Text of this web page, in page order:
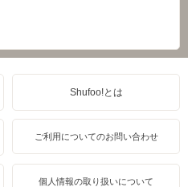
Shufoo!とは
ご利用についてのお問い合わせ
個人情報の取り扱いについて